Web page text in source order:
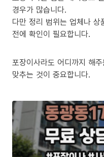
경우가 많습니다.
다만 정리 범위는 업체나
전에 확인이 필요합니다.
포장이사라도 어디까지 해
맞추는 것이 중요합니다.